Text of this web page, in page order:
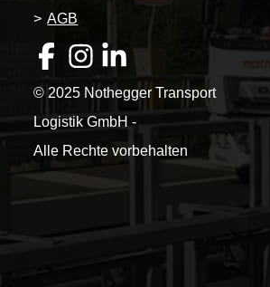
> AGB
© 2025 Nothegger Transport
Logistik GmbH -
Alle Rechte vorbehalten